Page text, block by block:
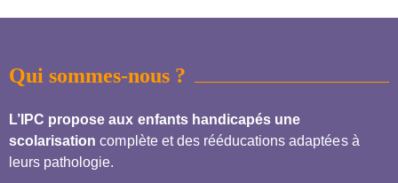
Qui sommes-nous ?
L’IPC propose aux enfants handicapés une
scolarisation complète et des rééducations adaptées à
leurs pathologie.